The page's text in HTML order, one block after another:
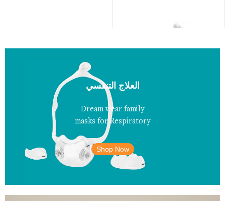
العلاج التنفسي
Dream wear family
masks for Respiratory
Shop Now